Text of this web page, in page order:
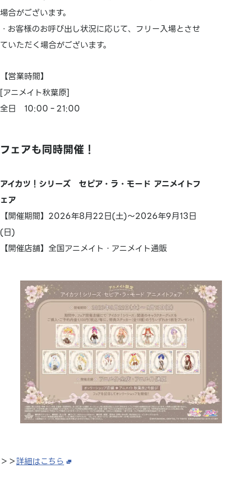
場合がございます。
・お客様のお呼び出し状況に応じて、フリー入場とさせ
ていただく場合がございます。
【営業時間】
[アニメイト秋葉原]
全日 10:00‐21:00
フェアも同時開催！
アイカツ！シリーズ セピア・ラ・モード アニメイトフ
ェア
【開催期間】2026年8月22日(土)～2026年9月13日
(日)
【開催店舗】全国アニメイト・アニメイト通販
＞＞詳細はこちら